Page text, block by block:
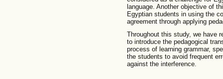
language. Another objective of
Egyptian students in using the
agreement through applying
Throughout this study, we have
to introduce the pedagogical
process of learning grammar,
the students to avoid frequent
against the interference.